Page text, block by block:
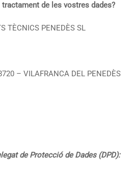
de les vostres dades?
TÈCNICS PENEDÈS SL
– VILAFRANCA DEL PENEDÈS
de Protecció de Dades (DPD):